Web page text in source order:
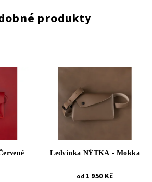
produkty
Ledvinka NÝTKA - Mokka
od 1 950 Kč